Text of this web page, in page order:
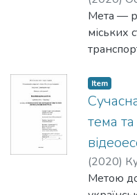
Мета —
міських
Item
тема
(2020)
Метою